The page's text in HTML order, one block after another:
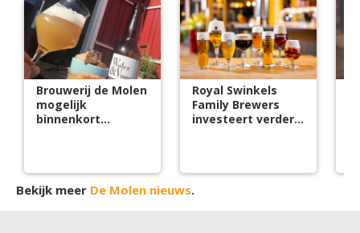
Brouwerij de Molen
mogelijk
binnenkort
Royal Swinkels
Family Brewers
investeert verder
Bekijk meer De Molen nieuws.